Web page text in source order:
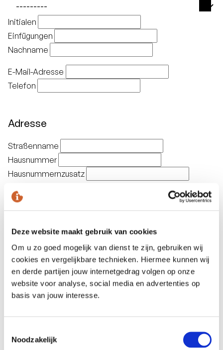
Deze website maakt gebruik van cookies
Om u zo goed mogelijk van dienst te zijn, gebruiken wij
cookies en vergelijkbare technieken. Hiermee kunnen wij
en derde partijen jouw internetgedrag volgen op onze
website voor analyse, social media en advertenties op
basis van jouw interesse.
Noodzakelijk
Initialen
Einfügungen
Nachname
E-Mail-Adresse
Telefon
Adresse
Straßenname
Hausnummer
Hausnummernzusatz
Postleitzahl
An den Empfänger liefern
Allgemeinen Geschäftsbedingungen einverstanden: